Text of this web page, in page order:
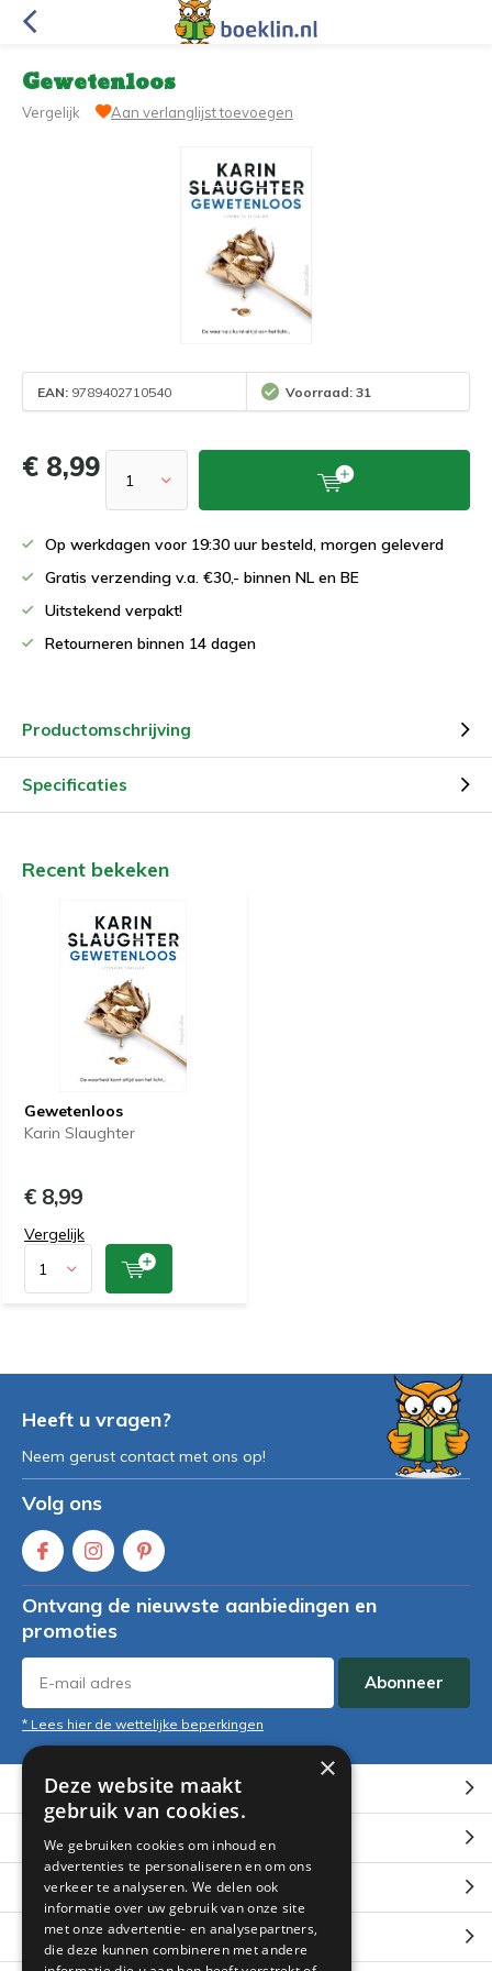
Gewetenloos
Vergelijk Aan verlanglijst toevoegen
EAN: 9789402710540 Voorraad: 31
€ 8,99
Op werkdagen voor 19:30 uur besteld, morgen geleverd
Gratis verzending v.a. €30,- binnen NL en BE
Uitstekend verpakt!
Retourneren binnen 14 dagen
Productomschrijving
Specificaties
Recent bekeken
Gewetenloos
Karin Slaughter
€ 8,99
Vergelijk
Heeft u vragen?
Neem gerust contact met ons op!
Volg ons
Ontvang de nieuwste aanbiedingen en
promoties
Abonneer
* Lees hier de wettelijke beperkingen
Klantenservice
Mijn account
Categorieën
Contact
×
Deze website maakt
gebruik van cookies.
We gebruiken cookies om inhoud en
advertenties te personaliseren en om ons
verkeer te analyseren. We delen ook
informatie over uw gebruik van onze site
met onze advertentie- en analysepartners,
die deze kunnen combineren met andere